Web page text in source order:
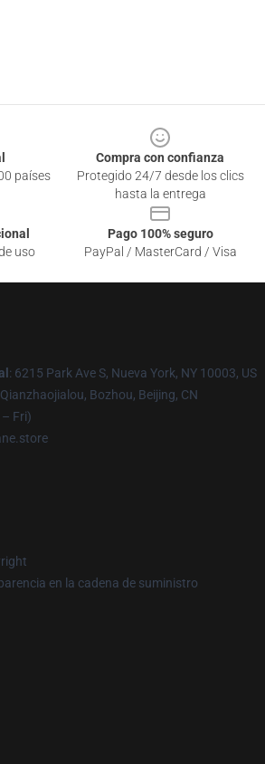
países
Compra con confianza
Protegido 24/7 desde los clics
hasta la entrega
uso
Pago 100% seguro
PayPal / MasterCard / Visa
: 6215 Park Ave S, Nueva York, NY 10003, US
Bozhou, Beijing, CN
Fri)
en la cadena de suministro